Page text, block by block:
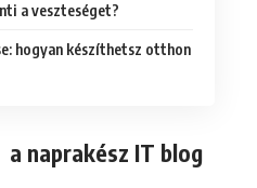
a veszteséget?
hogyan készíthetsz otthon
a naprakész IT blog